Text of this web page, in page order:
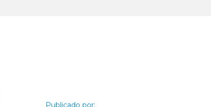
Publicado por: